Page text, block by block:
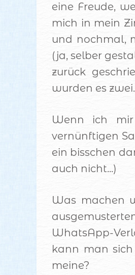
eine Freude,
mich in mein
und nochmal,
(ja, selber
zurück
wurden es zwei.
Wenn ich mir
vernünftigen
ein bisschen
auch nicht...)
Was machen
WhatsApp-
kann man
meine?